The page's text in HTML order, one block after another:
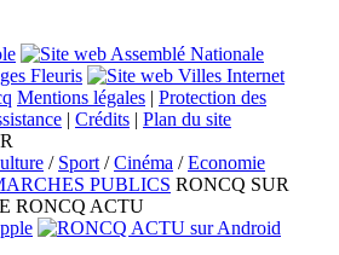
Mentions légales | Protection des
| Crédits | Plan du site
/ Sport /Cinéma /Economie
PUBLICS RONCQ SUR
RONCQ ACTU